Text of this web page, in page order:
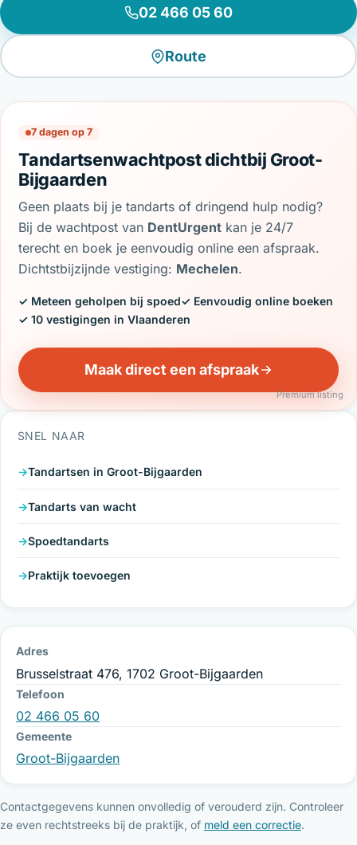
02 466 05 60
Route
7 dagen op 7
Tandartsenwachtpost dichtbij Groot-
Bijgaarden
Geen plaats bij je tandarts of dringend hulp nodig?
Bij de wachtpost van DentUrgent kan je 24/7
terecht en boek je eenvoudig online een afspraak.
Dichtstbijzijnde vestiging: Mechelen.
✓ Meteen geholpen bij spoed✓ Eenvoudig online boeken
✓ 10 vestigingen in Vlaanderen
Maak direct een afspraak
Premium listing
SNEL NAAR
Tandartsen in Groot-Bijgaarden
Tandarts van wacht
Spoedtandarts
Praktijk toevoegen
Adres
Brusselstraat 476, 1702 Groot-Bijgaarden
Telefoon
02 466 05 60
Gemeente
Groot-Bijgaarden
Contactgegevens kunnen onvolledig of verouderd zijn. Controleer
ze even rechtstreeks bij de praktijk, of meld een correctie.